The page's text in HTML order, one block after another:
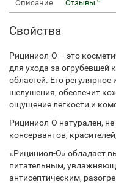
Описание Отзывы
Свойства
Рициниол-О – это
для ухода за огрубевшей
областей. Его
шелушения, обеспечит
ощущение легкости и
Рициниол-О натурален,
консервантов,
«Рициниол-О» обладает
питательным,
антисептическим,